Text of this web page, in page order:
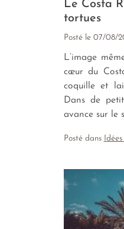
Le Costa
tortues
Posté le 07/08/
L’image
cœur du
coquille et
Dans de
avance sur le
Posté dans